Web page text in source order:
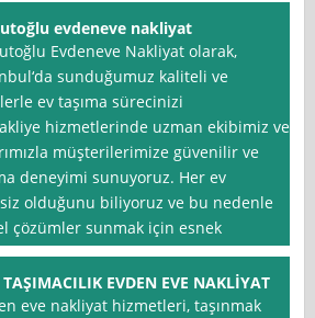
evdeneve nakliyat
Evdeneve Nakliyat olarak,
sunduğumuz kaliteli ve
ev taşıma sürecinizi
hizmetlerinde uzman ekibimiz ve
müşterilerimize güvenilir ve
deneyimi sunuyoruz. Her ev
olduğunu biliyoruz ve bu nedenle
çözümler sunmak için esnek
TAŞIMACILIK EVDEN EVE NAKLİYAT
eve nakliyat hizmetleri, taşınmak